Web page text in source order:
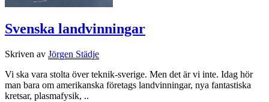
Svenska landvinningar
Skriven av Jörgen Städje
Vi ska vara stolta över teknik-sverige. Men det är vi inte. Idag hör
man bara om amerikanska företags landvinningar, nya fantastiska
kretsar, plasmafysik, ..